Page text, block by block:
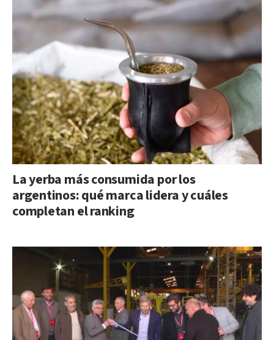
La yerba más consumida por los
argentinos: qué marca lidera y cuáles
completan el ranking